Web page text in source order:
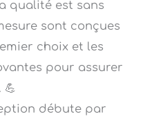
sont conçues
choix et les
pour assurer
💪
débute par
besoins, suivie